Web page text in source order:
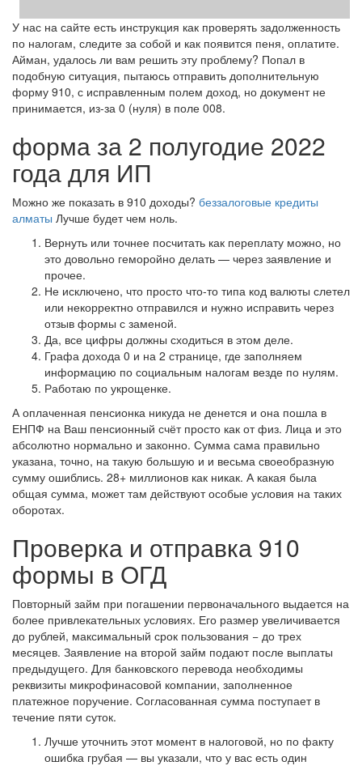
У нас на сайте есть инструкция как проверять задолженность
по налогам, следите за собой и как появится пеня, оплатите.
Айман, удалось ли вам решить эту проблему? Попал в
подобную ситуация, пытаюсь отправить дополнительную
форму 910, с исправленным полем доход, но документ не
принимается, из-за 0 (нуля) в поле 008.
форма за 2 полугодие 2022
года для ИП
Можно же показать в 910 доходы? беззалоговые кредиты
алматы Лучше будет чем ноль.
Вернуть или точнее посчитать как переплату можно, но
это довольно геморойно делать — через заявление и
прочее.
Не исключено, что просто что-то типа код валюты слетел
или некорректно отправился и нужно исправить через
отзыв формы с заменой.
Да, все цифры должны сходиться в этом деле.
Графа дохода 0 и на 2 странице, где заполняем
информацию по социальным налогам везде по нулям.
Работаю по укрощенке.
А оплаченная пенсионка никуда не денется и она пошла в
ЕНПФ на Ваш пенсионный счёт просто как от физ. Лица и это
абсолютно нормально и законно. Сумма сама правильно
указана, точно, на такую большую и и весьма своеобразную
сумму ошиблись. 28+ миллионов как никак. А какая была
общая сумма, может там действуют особые условия на таких
оборотах.
Проверка и отправка 910
формы в ОГД
Повторный займ при погашении первоначального выдается на
более привлекательных условиях. Его размер увеличивается
до рублей, максимальный срок пользования − до трех
месяцев. Заявление на второй займ подают после выплаты
предыдущего. Для банковского перевода необходимы
реквизиты микрофинасовой компании, заполненное
платежное поручение. Согласованная сумма поступает в
течение пяти суток.
Лучше уточнить этот момент в налоговой, но по факту
ошибка грубая — вы указали, что у вас есть один